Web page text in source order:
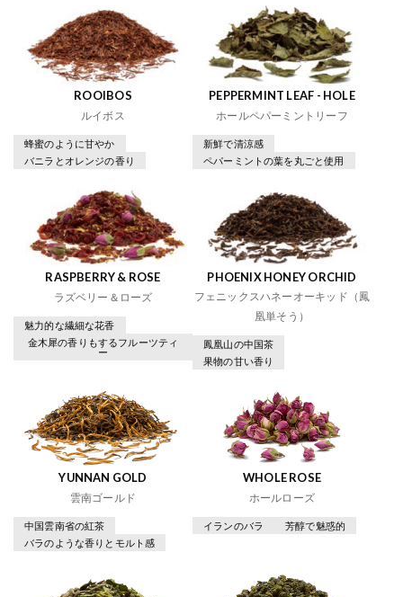
ROOIBOS
ルイボス
蜂蜜のように甘やか
バニラとオレンジの香り
PEPPERMINT LEAF - HOLE
ホールペパーミントリーフ
新鮮で清涼感
ペパーミントの葉を丸ごと使用
RASPBERRY & ROSE
ラズベリー＆ローズ
魅力的な繊細な花香
金木犀の香りもするフルーツティ
ー
PHOENIX HONEY ORCHID
フェニックスハネーオーキッド（鳳
凰単そう）
鳳凰山の中国茶
果物の甘い香り
YUNNAN GOLD
雲南ゴールド
中国雲南省の紅茶
バラのような香りとモルト感
WHOLE ROSE
ホールローズ
イランのバラ 芳醇で魅惑的